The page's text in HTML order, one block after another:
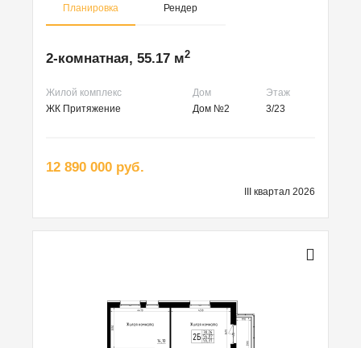
Планировка Рендер
2-комнатная, 55.17 м2
Жилой комплекс Дом
Этаж
ЖК Притяжение
Дом №2 3/23
12 890 000 руб.
III квартал 2026